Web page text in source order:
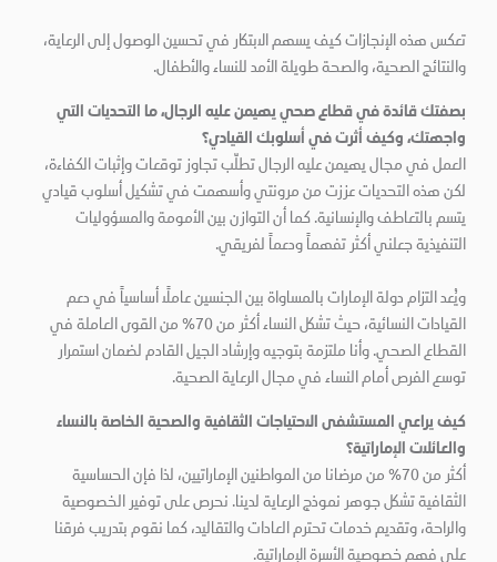
تعكس هذه الإنجازات كيف يسهم الابتكار في تحسين الوصول إلى الرعاية،
والنتائج الصحية، والصحة طويلة الأمد للنساء والأطفال.
بصفتك قائدة في قطاع صحي يهيمن عليه الرجال، ما التحديات التي
واجهتك، وكيف أثرت في أسلوبك القيادي؟
العمل في مجال يهيمن عليه الرجال تطلّب تجاوز توقعات وإثبات الكفاءة،
لكن هذه التحديات عززت من مرونتي وأسهمت في تشكيل أسلوب قيادي
يتسم بالتعاطف والإنسانية. كما أن التوازن بين الأمومة والمسؤوليات
التنفيذية جعلني أكثر تفهماً ودعماً لفريقي.
ويُعد التزام دولة الإمارات بالمساواة بين الجنسين عاملاً أساسياً في دعم
القيادات النسائية، حيث تشكل النساء أكثر من 70% من القوى العاملة في
القطاع الصحي. وأنا ملتزمة بتوجيه وإرشاد الجيل القادم لضمان استمرار
توسع الفرص أمام النساء في مجال الرعاية الصحية.
كيف يراعي المستشفى الاحتياجات الثقافية والصحية الخاصة بالنساء
والعائلات الإماراتية؟
أكثر من 70% من مرضانا من المواطنين الإماراتيين، لذا فإن الحساسية
الثقافية تشكل جوهر نموذج الرعاية لدينا. نحرص على توفير الخصوصية
والراحة، وتقديم خدمات تحترم العادات والتقاليد، كما نقوم بتدريب فرقنا
على فهم خصوصية الأسرة الإماراتية.